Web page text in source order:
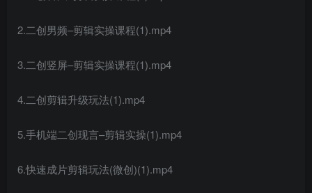
2.二创男频–剪辑实操课程(1).mp4
3.二创竖屏–剪辑实操课程(1).mp4
4.二创剪辑升级玩法(1).mp4
5.手机端二创现言–剪辑实操(1).mp4
6.快速成片剪辑玩法(微创)(1).mp4